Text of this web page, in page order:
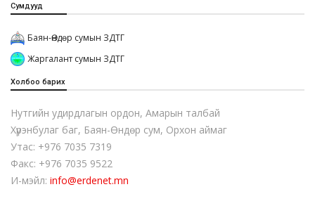
Сумдууд
Баян-Өндөр сумын ЗДТГ
Жаргалант сумын ЗДТГ
Холбоо барих
Нутгийн удирдлагын ордон, Амарын талбай
Хүрэнбулаг баг, Баян-Өндөр сум, Орхон аймаг
Утас: +976 7035 7319
Факс: +976 7035 9522
И-мэйл: info@erdenet.mn